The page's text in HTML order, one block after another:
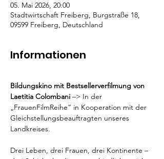
05. Mai 2026, 20:00
Stadtwirtschaft Freiberg, Burgstraße 18,
09599 Freiberg, Deutschland
Informationen
Bildungskino mit Bestsellerverfilmung von
Laetitia Colombani –> In der
„FrauenFilmReihe“ in Kooperation mit der
Gleichstellungsbeauftragten unseres
Landkreises.
Drei Leben, drei Frauen, drei Kontinente –